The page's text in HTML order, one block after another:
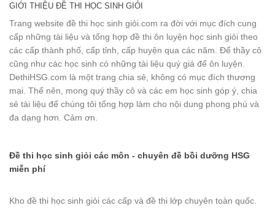
GIỚI THIỆU ĐỀ THI HỌC SINH GIỎI
Trang website đề thi học sinh giỏi.com ra đời với mục đích cung
cấp những tài liệu và tổng hợp đề thi ôn luyện học sinh giỏi theo
các cấp thành phố, cấp tỉnh, cấp huyện qua các năm. Để thầy cô
cũng như các học sinh có những tài liệu quý giá để ôn luyện.
DethiHSG.com là một trang chia sẻ, không có mục đích thương
mại. Thế nên, mong quý thầy cô và các em học sinh góp ý, chia
sẻ tài liệu để chúng tôi tổng hợp làm cho nội dung phong phú và
đa dạng hơn. Cảm ơn.
Đề thi học sinh giỏi các môn - chuyên đề bồi dưỡng HSG
miễn phí
Kho đề thi học sinh giỏi các cấp và đề thi lớp chuyên toàn quốc.